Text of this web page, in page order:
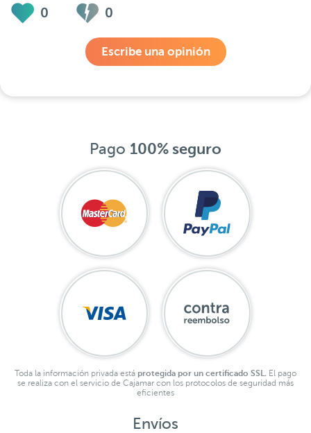
0 0
Escribe una opinión
Pago 100% seguro
Toda la información privada está protegida por un certificado SSL.
El pago
se realiza con el servicio de Cajamar con los protocolos de seguridad más
eficientes
Envíos